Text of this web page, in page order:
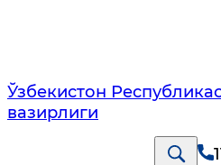
Ўзбекистон
вазирлиги